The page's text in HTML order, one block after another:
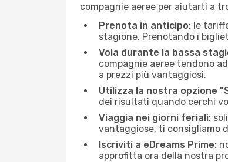
compagnie aeree per aiutarti a
Prenota in anticipo: le
stagione. Prenotando i
Vola durante la bassa
compagnie aeree tendono
a prezzi più vantaggiosi.
Utilizza la nostra opzione
dei risultati quando cerchi
Viaggia nei giorni feriali:
vantaggiose, ti consigliamo
Iscriviti a eDreams Prime:
approfitta ora della nostra